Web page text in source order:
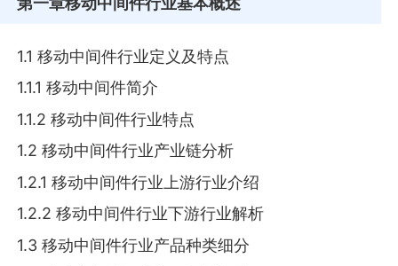
1.1 移动中间件行业定义及特点
1.1.1 移动中间件简介
1.1.2 移动中间件行业特点
1.2 移动中间件行业产业链分析
1.2.1 移动中间件行业上游行业介绍
1.2.2 移动中间件行业下游行业解析
1.3 移动中间件行业产品种类细分